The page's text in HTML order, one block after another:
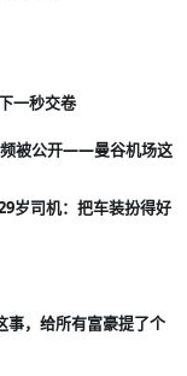
一秒交卷
频被公开——曼谷机场这
岁司机：把车装扮得好
事，给所有富豪提了个